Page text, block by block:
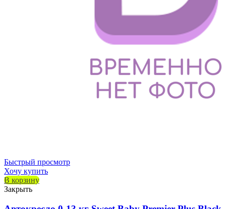
Быстрый просмотр
Хочу купить
В корзину
Закрыть